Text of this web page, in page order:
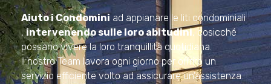
Aiuto i Condominiad appianare le liti condominiali
,intervenendo sulle loro abitudini, cosicché
possano vivere la loro tranquillità quotidiana.
Il nostro Team lavora ogni giorno per offrire un
servizio efficiente volto ad assicurare un’assistenza